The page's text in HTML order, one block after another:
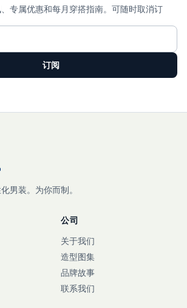
专属优惠和每月穿搭指南。可随时取消订
订阅
男装。为你而制。
公司
关于我们
造型图集
品牌故事
联系我们